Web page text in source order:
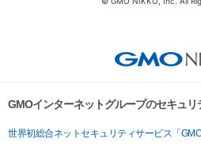
GMOインターネットグループのセキュリ
世界初総合ネットセキュリティサービス「